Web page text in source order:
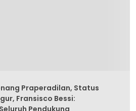
Praperadilan, Status
Fransisco Bessi:
Pendukung